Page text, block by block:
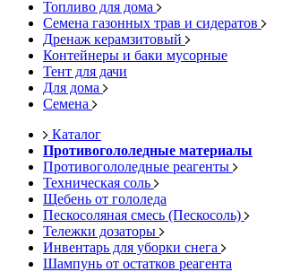
Топливо для дома
Семена газонных трав и сидератов
Дренаж керамзитовый
Контейнеры и баки мусорные
Тент для дачи
Для дома
Семена
Каталог
Противогололедные материалы
Противогололедные реагенты
Техническая соль
Щебень от гололеда
Пескосоляная смесь (Пескосоль)
Тележки дозаторы
Инвентарь для уборки снега
Шампунь от остатков реагента